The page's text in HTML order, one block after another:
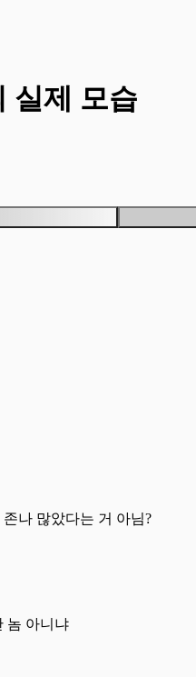
실제 모습
나 많았다는 거 아님?
놈 아니냐